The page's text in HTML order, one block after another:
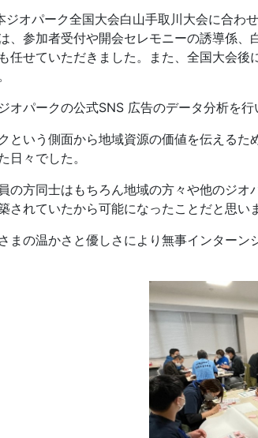
ジオパーク全国大会白山手取川大会に合わ
、参加者受付や開会セレモニーの誘導係
任せていただきました。また、全国大会
オパークの公式SNS 広告のデータ分析を行
という側面から地域資源の価値を伝える
日々でした。
の方同士はもちろん地域の方々や他のジ
されていたから可能になったことだと思い
まの温かさと優しさにより無事インター